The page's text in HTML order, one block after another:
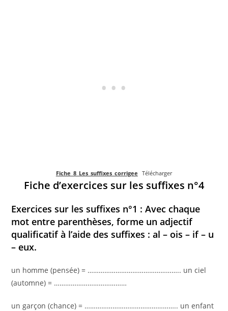
Fiche_8_Les_suffixes_corrigee Télécharger
Fiche d’exercices sur les suffixes n°4
Exercices sur les suffixes n°1 : Avec chaque
mot entre parenthèses, forme un adjectif
qualificatif à l’aide des suffixes : al – ois – if – u
– eux.
un homme (pensée) = ………………………………………….. un ciel
(automne) = …………………………………
un garçon (chance) = ………………………………………….. un enfant